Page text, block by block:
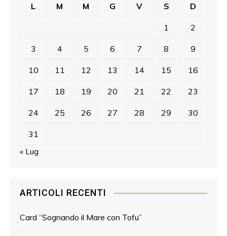
L
M M G V S D
1 2
3 4 5 6 7 8 9
10 11 12 13 14 15 16
17 18 19 20 21 22 23
24 25 26 27 28 29 30
31
« Lug
ARTICOLI RECENTI
Card “Sognando il Mare con Tofu”